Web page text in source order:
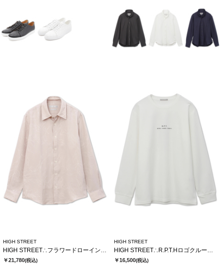
HIGH STREET
HIGH STREET∴フラワードローイングシャツ
￥21,780(税込)
HIGH STREET
HIGH STREET∴R.P.T.Hロゴクルーネック長袖Tシャツ
￥16,500(税込)